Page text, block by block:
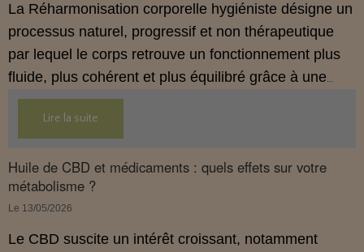
La Réharmonisation corporelle hygiéniste désigne un
processus naturel, progressif et non thérapeutique
par lequel le corps retrouve un fonctionnement plus
fluide, plus cohérent et plus équilibré grâce à une
hygiène de vie adaptée.
Lire la suite
Huile de CBD et médicaments : quels effets sur votre
métabolisme ?
Le 13/05/2026
Le CBD suscite un intérêt croissant, notamment